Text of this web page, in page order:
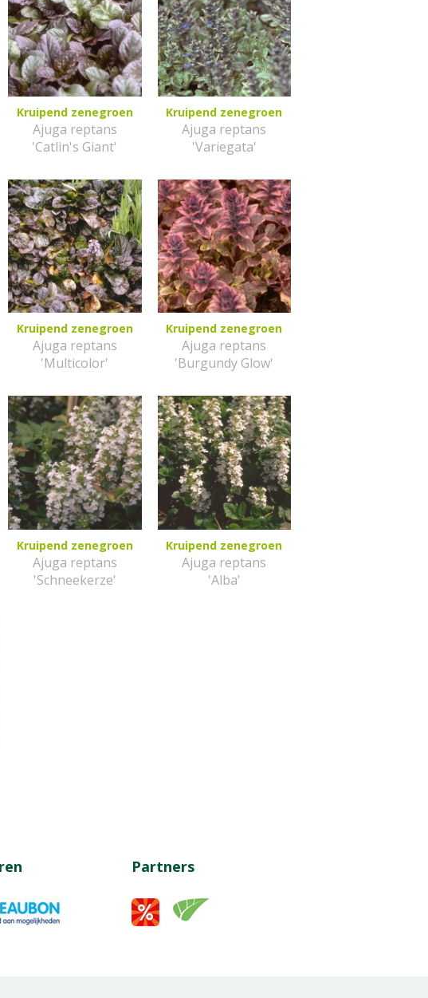
Kruipend zenegroen
Ajuga reptans
'Catlin's Giant'
Kruipend zenegroen
Ajuga reptans
'Variegata'
Kruipend zenegroen
Ajuga reptans
'Multicolor'
Kruipend zenegroen
Ajuga reptans
'Burgundy Glow'
Kruipend zenegroen
Ajuga reptans
'Schneekerze'
Kruipend zenegroen
Ajuga reptans
'Alba'
Partners